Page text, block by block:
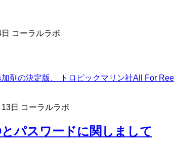
コーラルラボ
剤の決定版、 トロピックマリン社All For
日 コーラルラボ
パスワードに関しまして